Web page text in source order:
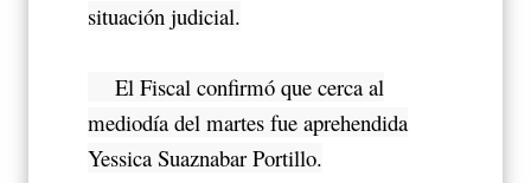
situación judicial.
El Fiscal confirmó que cerca al
mediodía del martes fue aprehendida
Yessica Suaznabar Portillo.